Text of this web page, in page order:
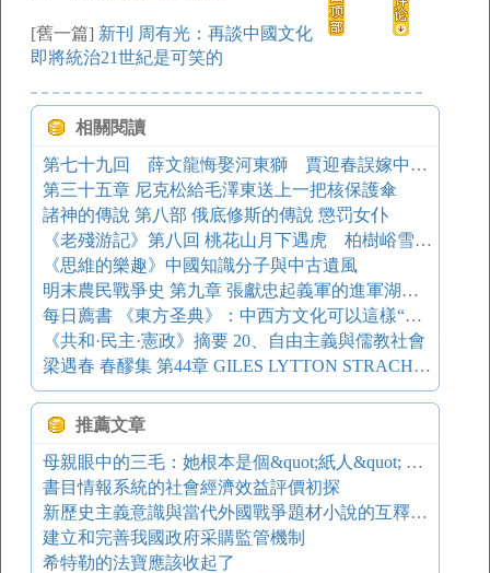
[舊一篇] 新刊 周有光：再談中國文化
即將統治21世紀是可笑的
相關閱讀
第七十九回 薛文龍悔娶河東獅 賈迎春誤嫁中山狼
第三十五章 尼克松給毛澤東送上一把核保護傘
諸神的傳說 第八部 俄底修斯的傳說 懲罚女仆
《老殘游記》第八回 桃花山月下遇虎 柏樹峪雪中訪賢
《思維的樂趣》中國知識分子與中古遺風
明末農民戰爭史 第九章 張獻忠起義軍的進軍湖廣、江西
每日薦書 《東方圣典》：中西方文化可以這樣“和解”嗎？
《共和·民主·憲政》摘要 20、自由主義與儒教社會
梁遇春 春醪集 第44章 GILES LYTTON STRACHEY (3)
推薦文章
母親眼中的三毛：她根本是個&quot;紙人&quot; 鳳凰副刊
書目情報系統的社會經濟效益評價初探
新歷史主義意識與當代外國戰爭題材小說的互釋 ——新歷史主義與《五號屠場》的歷史敘事 ——從武田泰淳的小說看日本對華戰爭的性質 ——《榮譽之劍》：荒誕與諷刺中的真實 ——大岡升平《野火》：重塑戰爭記憶 ——《第二十二條軍規》中的虛構與真實
建立和完善我國政府采購監管機制
希特勒的法寶應該收起了